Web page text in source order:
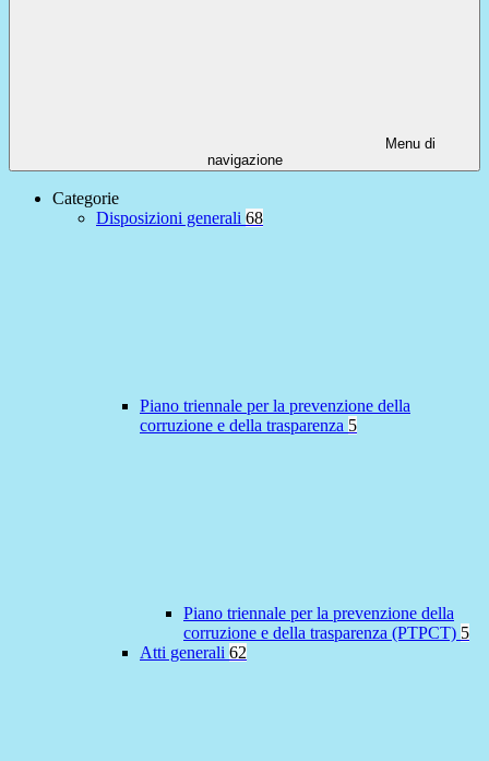
Menu di
navigazione
Categorie
Disposizioni generali 68
Piano triennale per la prevenzione della
corruzione e della trasparenza 5
Piano triennale per la prevenzione della
corruzione e della trasparenza (PTPCT) 5
Atti generali 62